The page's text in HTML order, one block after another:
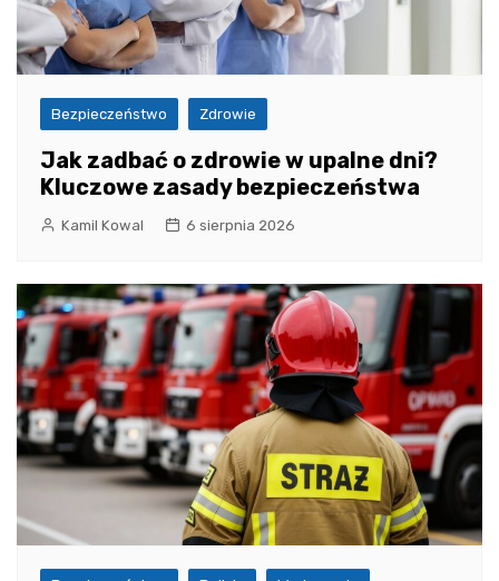
Bezpieczeństwo Zdrowie
Jak zadbać o zdrowie w upalne dni?
Kluczowe zasady bezpieczeństwa
Kamil Kowal 6 sierpnia 2026